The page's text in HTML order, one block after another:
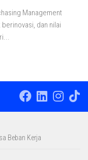
Management
dan nilai
Beban Kerja